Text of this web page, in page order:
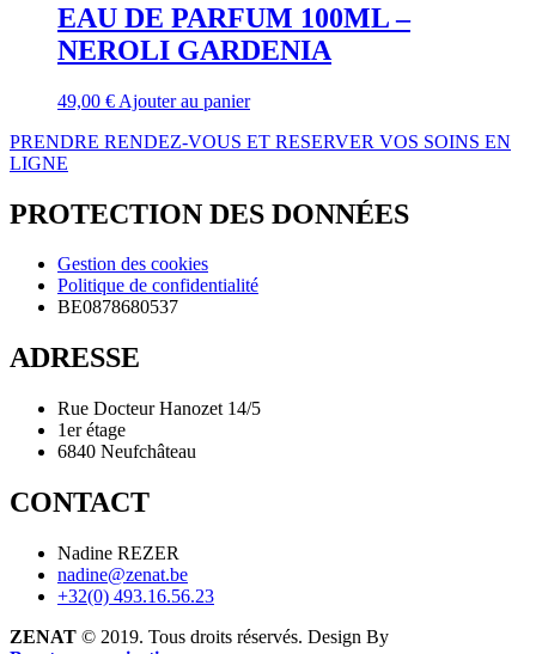
EAU DE PARFUM 100ML –
NEROLI GARDENIA
49,00 € Ajouter au panier
PRENDRE RENDEZ-VOUS ET RESERVER VOS SOINS EN
LIGNE
PROTECTION DES DONNÉES
Gestion des cookies
Politique de confidentialité
BE0878680537
ADRESSE
Rue Docteur Hanozet 14/5
1er étage
6840 Neufchâteau
CONTACT
Nadine REZER
nadine@zenat.be
+32(0) 493.16.56.23
ZENAT © 2019. Tous droits réservés. Design By